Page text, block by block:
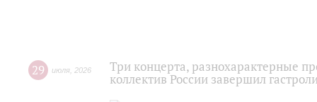
29 июля 2026
Три концерта, разнохарактерные
коллектив России завершил